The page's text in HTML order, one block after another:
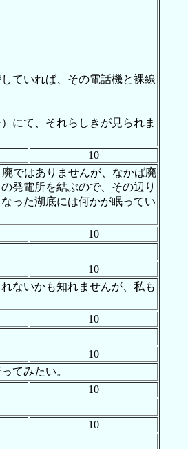
ていれば、その電話機と裸線
にて、それらしきが見られま
10
ではありませんが、なかば廃
発電所を結ぶので、その辺り
った湖底には何かが眠ってい
10
10
ないかも知れませんが、私も
10
10
てみたい。
10
10